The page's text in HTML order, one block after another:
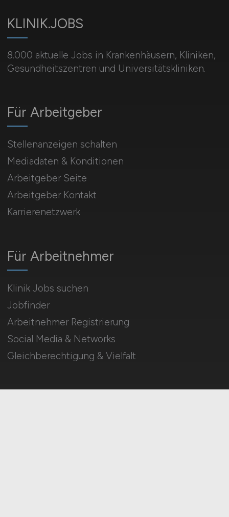
KLINIK.JOBS
8.000 aktuelle Jobs in Krankenhäusern, Kliniken,
Gesundheitszentren und Universitätskliniken.
Für Arbeitnehmer
Klinik Jobs suchen
Jobfinder
Arbeitnehmer Registrierung
Social Media & Networks
Gleichberechtigung & Vielfalt
Für Arbeitgeber
Stellenanzeigen schalten
Mediadaten & Konditionen
Arbeitgeber Seite
Arbeitgeber Kontakt
Karrierenetzwerk